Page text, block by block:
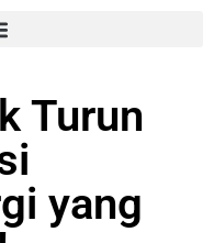
Turun
yang